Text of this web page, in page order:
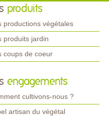
produits
productions végétales
produits jardin
coups de coeur
engagements
cultivons-nous ?
artisan du végétal